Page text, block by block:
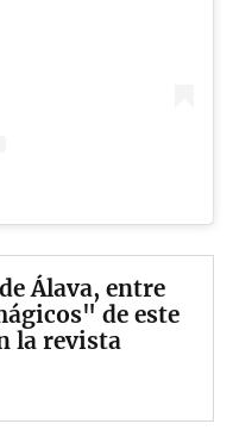
Álava, entre
de este
la revista